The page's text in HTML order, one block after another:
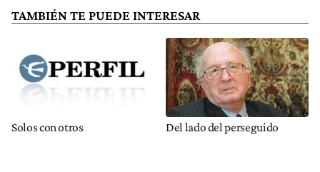
TAMBIÉN TE PUEDE INTERESAR
Solos con otros Del lado del perseguido